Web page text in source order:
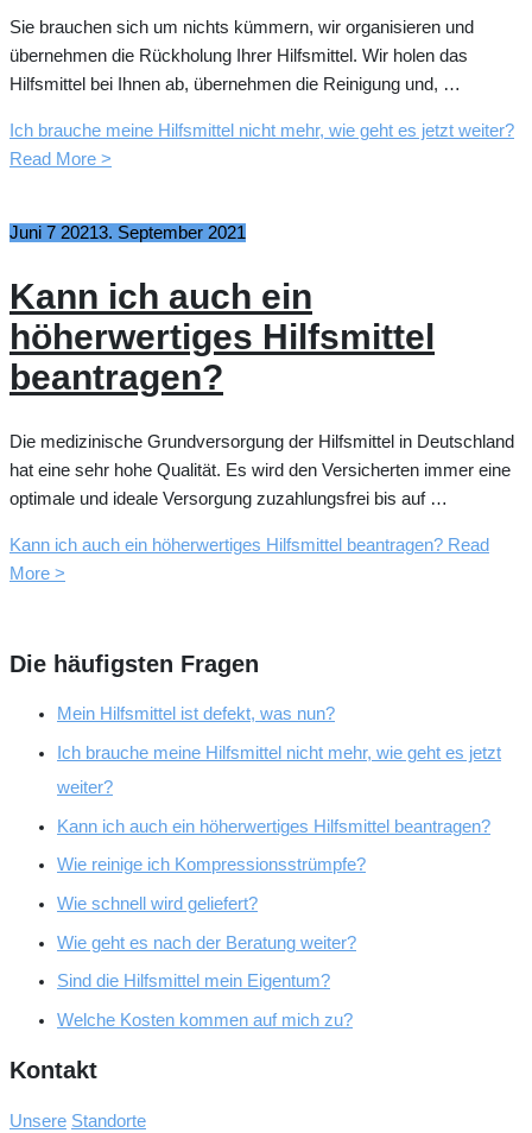
Die häufigsten Fragen
Mein Hilfsmittel ist defekt, was nun?
Ich brauche meine Hilfsmittel nicht mehr, wie geht es jetzt
weiter?
Kann ich auch ein höherwertiges Hilfsmittel beantragen?
Wie reinige ich Kompressionsstrümpfe?
Wie schnell wird geliefert?
Wie geht es nach der Beratung weiter?
Sind die Hilfsmittel mein Eigentum?
Welche Kosten kommen auf mich zu?
Kontakt
Unsere Standorte
Sie brauchen sich um nichts kümmern, wir organisieren und
übernehmen die Rückholung Ihrer Hilfsmittel. Wir holen das
Hilfsmittel bei Ihnen ab, übernehmen die Reinigung und, …
Ich brauche meine Hilfsmittel nicht mehr, wie geht es jetzt weiter?
Read More >
Juni 7 20213. September 2021
Kann ich auch ein
höherwertiges Hilfsmittel
beantragen?
Die medizinische Grundversorgung der Hilfsmittel in Deutschland
hat eine sehr hohe Qualität. Es wird den Versicherten immer eine
optimale und ideale Versorgung zuzahlungsfrei bis auf …
Kann ich auch ein höherwertiges Hilfsmittel beantragen? Read
More >